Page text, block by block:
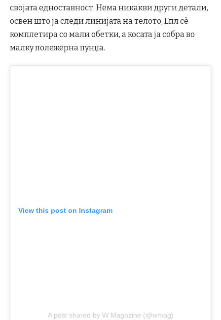
својата едноставност. Нема никакви други детали,
освен што ја следи линијата на телото, Епл сè
комплетира со мали обетки, а косата ја собра во
малку полежерна пунџа.
View this post on Instagram
A post shared by W Magazine (@wmag)